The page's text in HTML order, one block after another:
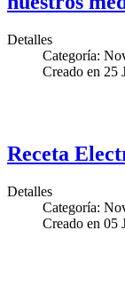
Detalles
Categoría:
Creado en 25
Receta
Detalles
Categoría:
Creado en 05